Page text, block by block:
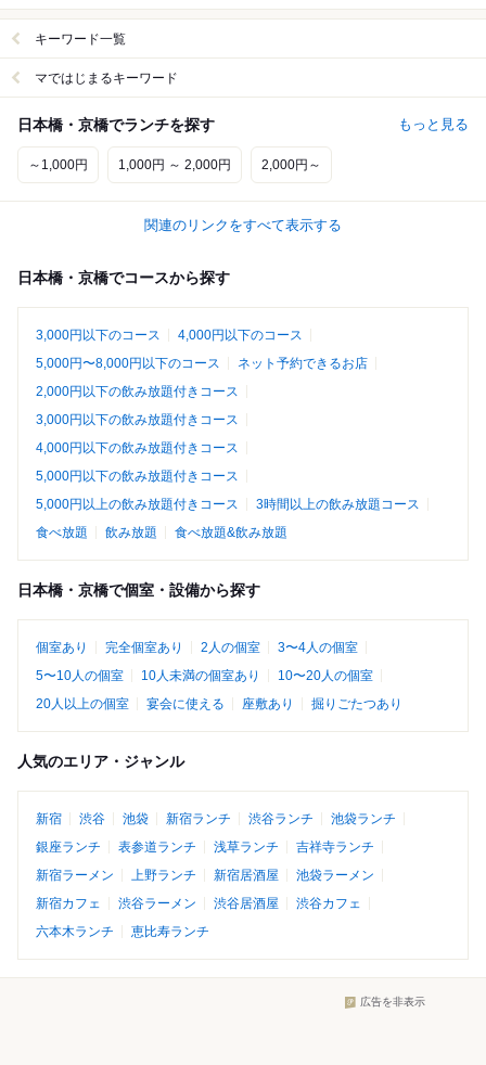
キーワード一覧
マではじまるキーワード
日本橋・京橋でランチを探す もっと見る
～1,000円 1,000円 ～ 2,000円 2,000円～
関連のリンクをすべて表示する
日本橋・京橋でコースから探す
3,000円以下のコース
4,000円以下のコース
5,000円〜8,000円以下のコース
ネット予約できるお店
2,000円以下の飲み放題付きコース
3,000円以下の飲み放題付きコース
4,000円以下の飲み放題付きコース
5,000円以下の飲み放題付きコース
5,000円以上の飲み放題付きコース
3時間以上の飲み放題コース
食べ放題
飲み放題 食べ放題&飲み放題
日本橋・京橋で個室・設備から探す
個室あり 完全個室あり 2人の個室
3〜4人の個室
5〜10人の個室
10人未満の個室あり
10〜20人の個室
20人以上の個室
宴会に使える 座敷あり 掘りごたつあり
人気のエリア・ジャンル
新宿 渋谷 池袋 新宿ランチ 渋谷ランチ
池袋ランチ
銀座ランチ
表参道ランチ 浅草ランチ
吉祥寺ランチ
新宿ラーメン
上野ランチ 新宿居酒屋
池袋ラーメン
新宿カフェ
渋谷ラーメン 渋谷居酒屋
渋谷カフェ
六本木ランチ
恵比寿ランチ
広告を非表示